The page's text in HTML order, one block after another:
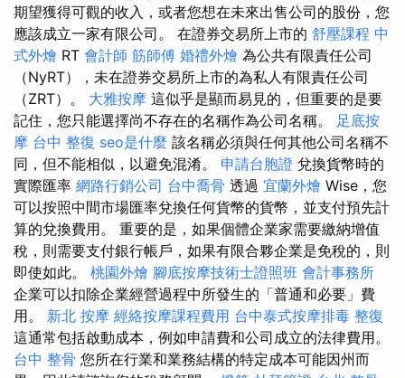
期望獲得可觀的收入，或者您想在未來出售公司的股份，您
應該成立一家有限公司。 在證券交易所上市的 舒壓課程 中
式外燴 RT 會計師 筋師傅 婚禮外燴 為公共有限責任公司
（NyRT），未在證券交易所上市的為私人有限責任公司
（ZRT）。 大雅按摩 這似乎是顯而易見的，但重要的是要
記住，您只能選擇尚不存在的名稱作為公司名稱。 足底按
摩 台中 整復 seo是什麼 該名稱必須與任何其他公司名稱不
同，但不能相似，以避免混淆。 申請台胞證 兌換貨幣時的
實際匯率 網路行銷公司 台中喬骨 透過 宜蘭外燴 Wise，您
可以按照中間市場匯率兌換任何貨幣的貨幣，並支付預先計
算的兌換費用。 重要的是，如果個體企業家需要繳納增值
稅，則需要支付銀行帳戶，如果有限合夥企業是免稅的，則
即使如此。 桃園外燴 腳底按摩技術士證照班 會計事務所
企業可以扣除企業經營過程中所發生的「普通和必要」費
用。 新北 按摩 經絡按摩課程費用 台中泰式按摩排毒 整復
這通常包括啟動成本，例如申請費和公司成立的法律費用。
台中 整骨 您所在行業和業務結構的特定成本可能因州而